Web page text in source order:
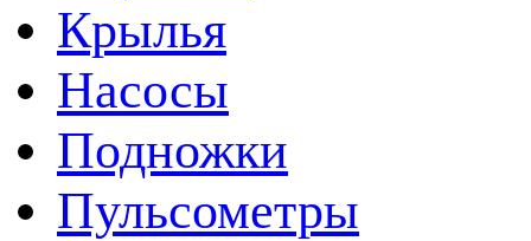
Крылья
Насосы
Подножки
Пульсометры